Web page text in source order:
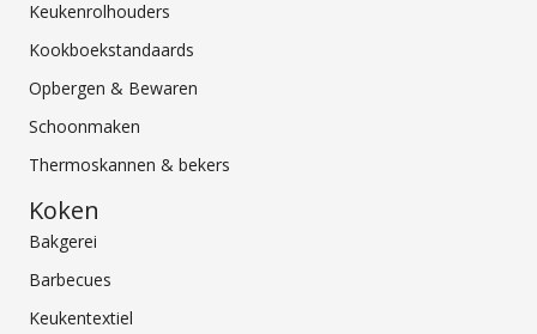
Keukenrolhouders
Kookboekstandaards
Opbergen & Bewaren
Schoonmaken
Thermoskannen & bekers
Koken
Bakgerei
Barbecues
Keukentextiel